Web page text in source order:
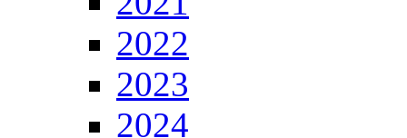
2022
2023
2024